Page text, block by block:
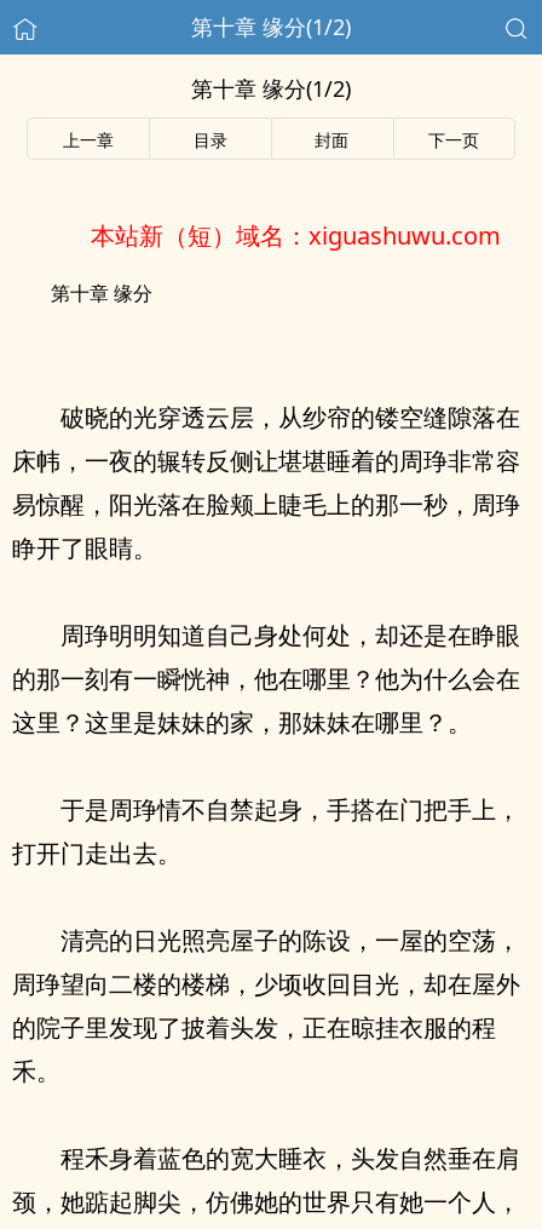
第十章 缘分(1/2)
第十章 缘分(1/2)
上一章 目录 封面 下一页
本站新（短）域名：xiguashuwu.com
第十章 缘分
破晓的光穿透云层，从纱帘的镂空缝隙落在
床帏，一夜的辗转反侧让堪堪睡着的周琤非常容
易惊醒，阳光落在脸颊上睫毛上的那一秒，周琤
睁开了眼睛。
周琤明明知道自己身处何处，却还是在睁眼
的那一刻有一瞬恍神，他在哪里？他为什么会在
这里？这里是妹妹的家，那妹妹在哪里？。
于是周琤情不自禁起身，手搭在门把手上，
打开门走出去。
清亮的日光照亮屋子的陈设，一屋的空荡，
周琤望向二楼的楼梯，少顷收回目光，却在屋外
的院子里发现了披着头发，正在晾挂衣服的程
禾。
程禾身着蓝色的宽大睡衣，头发自然垂在肩
颈，她踮起脚尖，仿佛她的世界只有她一个人，